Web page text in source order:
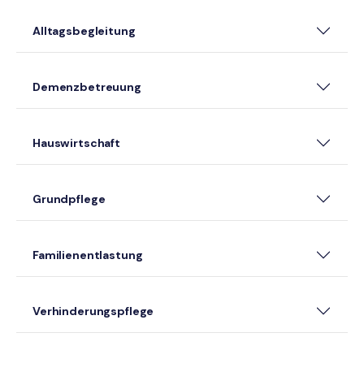
Alltagsbegleitung
Demenzbetreuung
Hauswirtschaft
Grundpflege
Familienentlastung
Verhinderungspflege